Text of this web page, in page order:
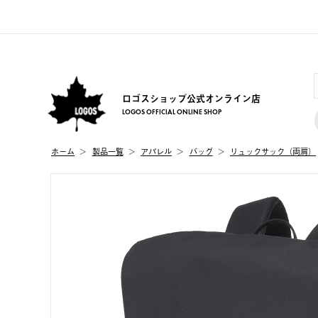
ロゴスショップ公式オンライン店
LOGOS OFFICIAL ONLINE SHOP
ホーム 製品⼀覧 アパレル バッグ リュックサック（両肩）